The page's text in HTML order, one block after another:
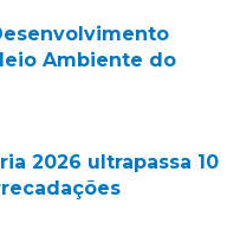
Ambiente do
2026 ultrapassa 10